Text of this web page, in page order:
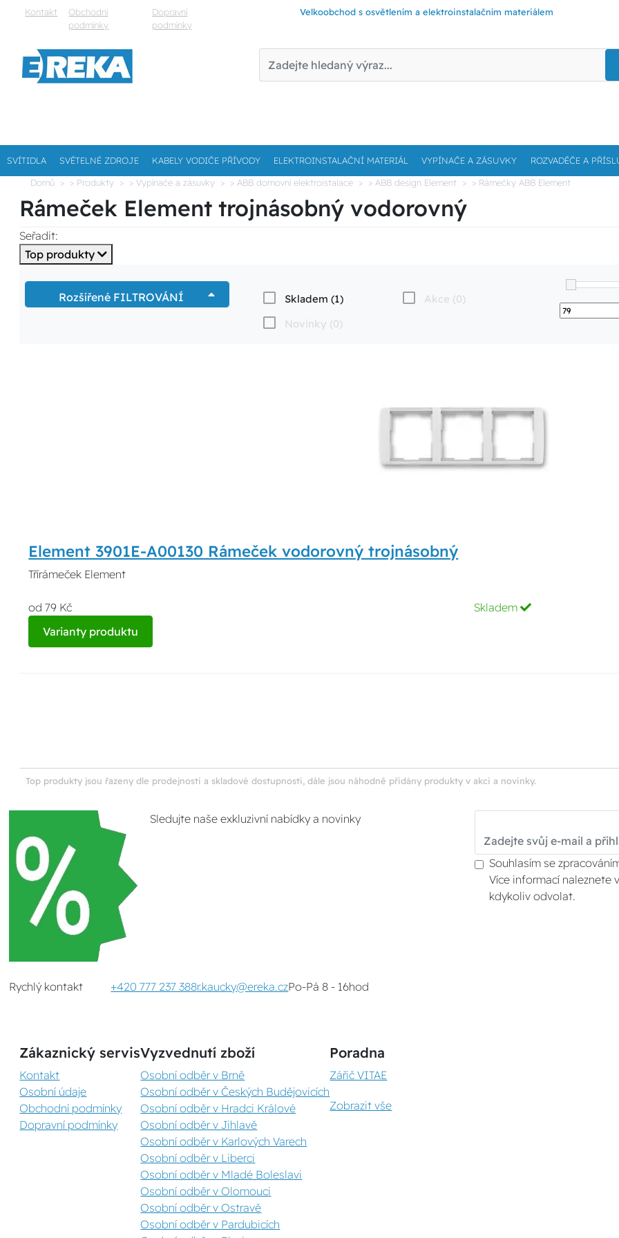
Kontakt
Obchodní
podmínky
Dopravní
podmínky
Velkoobchod s osvětlením a elektroinstalačním materiálem
SVÍTIDLA SVĚTELNÉ ZDROJE KABELY VODIČE PŘÍVODY ELEKTROINSTALAČNÍ MATERIÁL VYPÍNAČE A ZÁSUVKY ROZVADĚČE A
Domů > Produkty > Vypínače a zásuvky > ABB domovní elektroistalace > ABB design Element > Rámečky ABB Element
Rámeček Element trojnásobný vodorovný
Seřadit:
Top produkty
Rozšířené FILTROVÁNÍ Skladem (1)
Akce (0)
Novinky (0)
Element 3901E-A00130 Rámeček vodorovný trojnásobný
Třírámeček Element
od 79 Kč
Skladem
Varianty produktu
Top produkty jsou řazeny dle prodejnosti a skladové dostupnosti, dále jsou náhodně přidány produkty v akci a novinky.
Sledujte naše exkluzivní nabídky a novinky
Souhlasím se
Více informací naleznete v
kdykoliv odvolat.
Rychlý kontakt +420 777 237 388r.kaucky@ereka.czPo-Pá 8 - 16hod
Zákaznický servis
Kontakt
Osobní údaje
Obchodní podmínky
Dopravní podmínky
Vyzvednutí zboží
Osobní odběr v Brně
Osobní odběr v Českých Budějovicích
Osobní odběr v Hradci Králové
Osobní odběr v Jihlavě
Osobní odběr v Karlových Varech
Osobní odběr v Liberci
Osobní odběr v Mladé Boleslavi
Osobní odběr v Olomouci
Osobní odběr v Ostravě
Osobní odběr v Pardubicích
Poradna
Zářič VITAE
Zobrazit vše